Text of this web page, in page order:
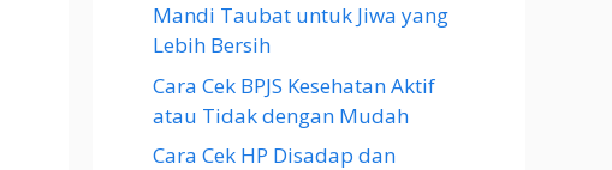
Mandi Taubat untuk Jiwa yang
Lebih Bersih
Cara Cek BPJS Kesehatan Aktif
atau Tidak dengan Mudah
Cara Cek HP Disadap dan